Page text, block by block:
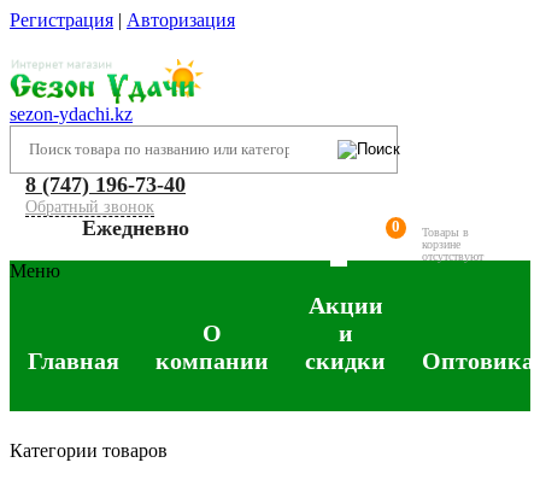
Регистрация | Авторизация
sezon-ydachi.kz
8 (747) 196-73-40
Обратный звонок
Ежедневно 0
Товары в
корзине
отсутствуют
Меню
Главная
О
компании
Акции
и
скидки
Категории товаров